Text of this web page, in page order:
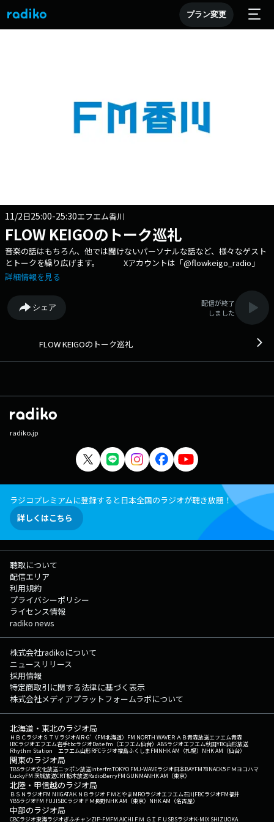
プラン変更
11/2日25:00-25:30エフエム香川
FLOW KEIGOのトーク巡礼
音楽の話はもちろん、他では聞けないパーソナルな話など、様々なゲスト
とトークを繰り広げます。 Xアカウントは「@flowkeigo_radio」
詳細情報を見る
シェア
配信が終了
しました
FLOW KEIGOのトーク巡礼
radiko.jp
ラジコプレミアムに登録すると日本全国のラジオが聴き放題！
詳しくはこちら
聴取について
配信エリア
利用規約
プライバシーポリシー
ライセンス情報
radiko news
株式会社radikoについて
ニュースリリース
採用情報
特定商取引に関する法律に基づく表示
株式会社メディアプラットフォームラボについて
北海道・東北のラジオ局
ＨＢＣラジオＳＴＶラジオAIR-G'（FM北海道） FM NORTH WAVEＲＡＢ青森放送エフエム青森
IBCラジオエフエム岩手tbcラジオDate fm（エフエム仙台） ABSラジオエフエム秋田YBC山形放送
Rhythm Station エフエム山形RFCラジオ福島ふくしまFMNHK AM（札幌） NHK AM（仙台）
関東のラジオ局
TBSラジオ文化放送ニッポン放送interfmTOKYO FMJ-WAVEラジオ日本BAYFM78NACK5 ＦＭヨコハマ
LuckyFM 茨城放送CRT栃木放送RadioBerryFM GUNMANHK AM（東京）
北陸・甲信越のラジオ局
ＢＳＮラジオFM NIIGATAＫＮＢラジオ ＦＭとやまMROラジオエフエム石川FBCラジオFM福井
YBSラジオFM FUJISBCラジオ ＦＭ長野NHK AM（東京） NHK AM（名古屋）
中部のラジオ局
CBCラジオ東海ラジオぎふチャンZIP-FMFM AICHI ＦＭ ＧＩＦＵ SBSラジオK-MIX SHIZUOKA